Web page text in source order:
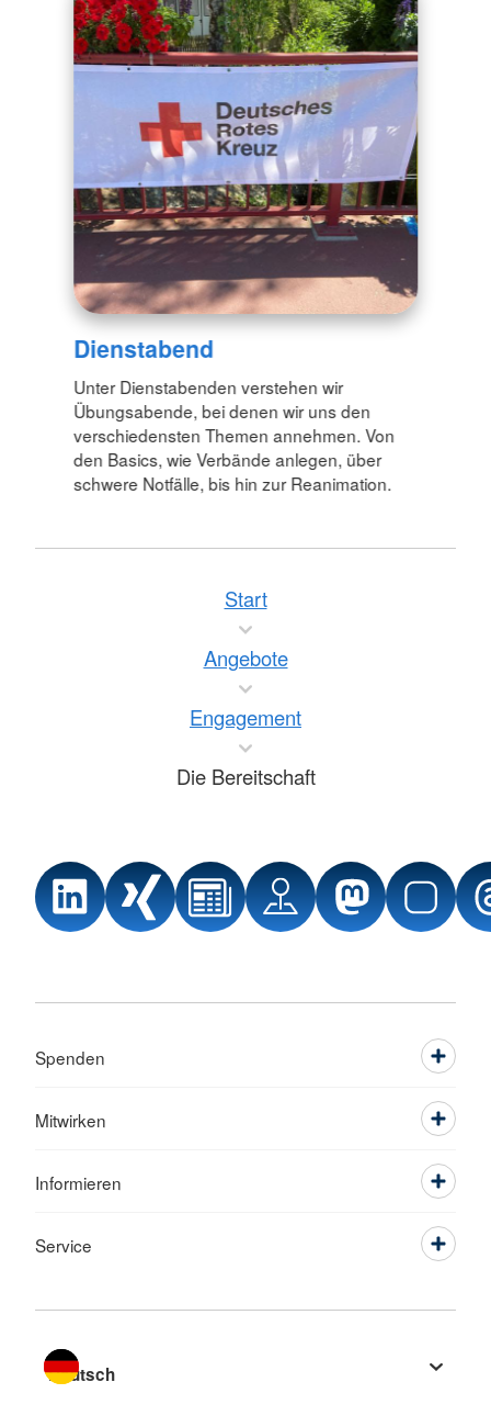
Dienstabend
Unter Dienstabenden verstehen wir
Übungsabende, bei denen wir uns den
verschiedensten Themen annehmen. Von
den Basics, wie Verbände anlegen, über
schwere Notfälle, bis hin zur Reanimation.
Start
Angebote
Engagement
Die Bereitschaft
Spenden
Mitwirken
Informieren
Service
Sprache wechseln zu